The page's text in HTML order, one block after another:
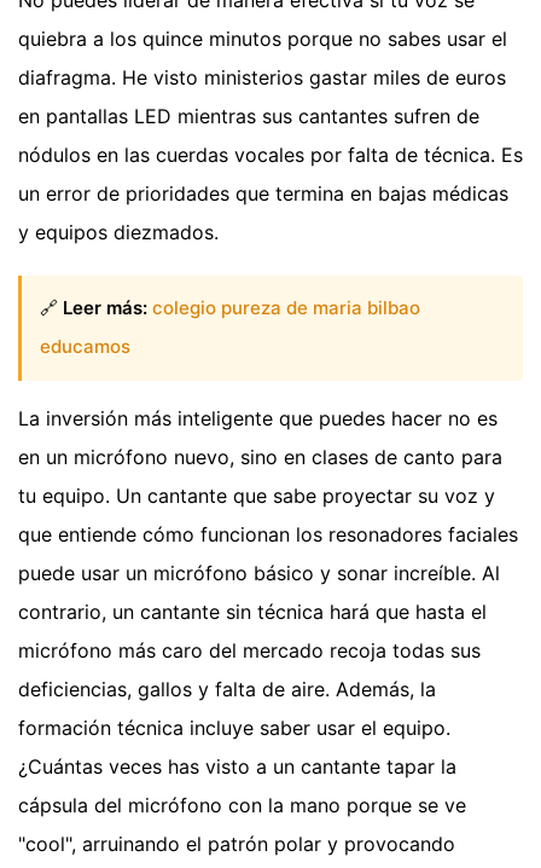
quiebra a los quince minutos porque no sabes usar el
diafragma. He visto ministerios gastar miles de euros
en pantallas LED mientras sus cantantes sufren de
nódulos en las cuerdas vocales por falta de técnica. Es
un error de prioridades que termina en bajas médicas
y equipos diezmados.
🔗 Leer más: colegio pureza de maria bilbao
educamos
La inversión más inteligente que puedes hacer no es
en un micrófono nuevo, sino en clases de canto para
tu equipo. Un cantante que sabe proyectar su voz y
que entiende cómo funcionan los resonadores faciales
puede usar un micrófono básico y sonar increíble. Al
contrario, un cantante sin técnica hará que hasta el
micrófono más caro del mercado recoja todas sus
deficiencias, gallos y falta de aire. Además, la
formación técnica incluye saber usar el equipo.
¿Cuántas veces has visto a un cantante tapar la
cápsula del micrófono con la mano porque se ve
"cool", arruinando el patrón polar y provocando